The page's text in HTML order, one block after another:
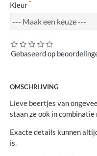
Gebaseerd op
Kleur
OMSCHRIJVING
Lieve beertjes van
staan ze ook in
Exacte details kunnen
is.